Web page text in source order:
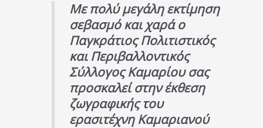
Με πολύ μεγάλη εκτίμηση
σεβασμό και χαρά ο
Παγκράτιος Πολιτιστικός
και Περιβαλλοντικός
Σύλλογος Καμαρίου σας
προσκαλεί στην έκθεση
ζωγραφικής του
ερασιτέχνη Καμαριανού